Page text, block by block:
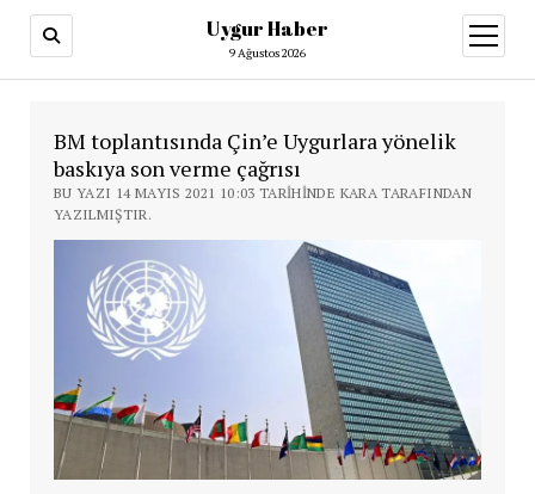
Uygur Haber
9 Ağustos 2026
aç
BM toplantısında Çin’e Uygurlara yönelik
baskıya son verme çağrısı
BU YAZI 14 MAYIS 2021 10:03 TARIHINDE KARA TARAFINDAN
YAZILMIŞTIR.